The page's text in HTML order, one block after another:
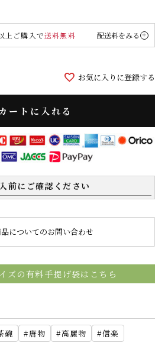
上ご購入で送料無料 配送料をみる
お気に入りに登録する
カートに入れる
前にご確認ください
についてのお問い合わせ
ズの有料手提げ袋はこちら
碗 唐物 高麗物
信楽